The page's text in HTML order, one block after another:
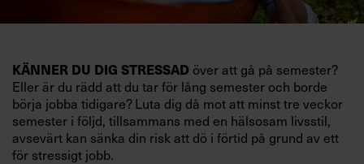
KÄNNER DU DIG STRESSAD över att gå på semester?
Eller är du rädd att du tar för lång semester och borde
börja jobba tidigare? Luta dig då mot att minst tre veckor
semester i följd, tillsammans med en hälsosam livsstil,
avsevärt kan sänka din risk att dö i förtid på grund av ett
för stressigt jobb.